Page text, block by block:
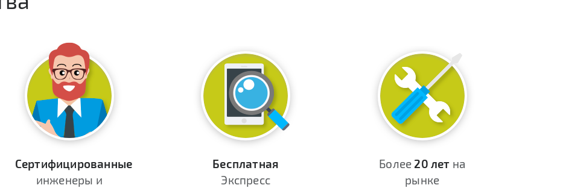
Сертифицированные
инженеры и
Бесплатная
Экспресс
Более 20 лет на
рынке